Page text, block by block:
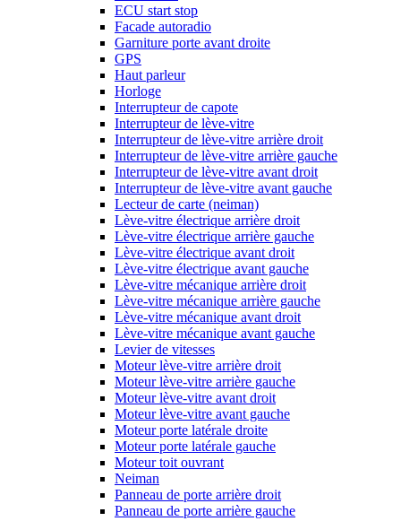
ECU start stop
Facade autoradio
Garniture porte avant droite
GPS
Haut parleur
Horloge
Interrupteur de capote
Interrupteur de lève-vitre
Interrupteur de lève-vitre arrière droit
Interrupteur de lève-vitre arrière gauche
Interrupteur de lève-vitre avant droit
Interrupteur de lève-vitre avant gauche
Lecteur de carte (neiman)
Lève-vitre électrique arrière droit
Lève-vitre électrique arrière gauche
Lève-vitre électrique avant droit
Lève-vitre électrique avant gauche
Lève-vitre mécanique arrière droit
Lève-vitre mécanique arrière gauche
Lève-vitre mécanique avant droit
Lève-vitre mécanique avant gauche
Levier de vitesses
Moteur lève-vitre arrière droit
Moteur lève-vitre arrière gauche
Moteur lève-vitre avant droit
Moteur lève-vitre avant gauche
Moteur porte latérale droite
Moteur porte latérale gauche
Moteur toit ouvrant
Neiman
Panneau de porte arrière droit
Panneau de porte arrière gauche